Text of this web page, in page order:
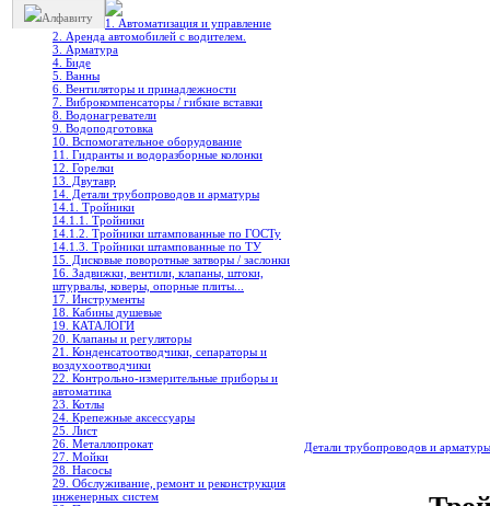
Алфавиту
1. Автоматизация и управление
2. Аренда автомобилей с водителем.
3. Арматура
4. Биде
5. Ванны
6. Вентиляторы и принадлежности
7. Виброкомпенсаторы / гибкие вставки
8. Водонагреватели
9. Водоподготовка
10. Вспомогательное оборудование
11. Гидранты и водоразборные колонки
12. Горелки
13. Двутавр
14. Детали трубопроводов и арматуры
14.1. Тройники
14.1.1. Тройники
14.1.2. Тройники штампованные по ГОСТу
14.1.3. Тройники штампованные по ТУ
15. Дисковые поворотные затворы / заслонки
16. Задвижки, вентили, клапаны, штоки,
штурвалы, коверы, опорные плиты...
17. Инструменты
18. Кабины душевые
19. КАТАЛОГИ
20. Клапаны и регуляторы
21. Конденсатоотводчики, сепараторы и
воздухоотводчики
22. Контрольно-измерительные приборы и
автоматика
23. Котлы
24. Крепежные аксессуары
25. Лист
26. Металлопрокат
27. Мойки
28. Насосы
29. Обслуживание, ремонт и реконструкция
инженерных систем
Детали трубопроводов и